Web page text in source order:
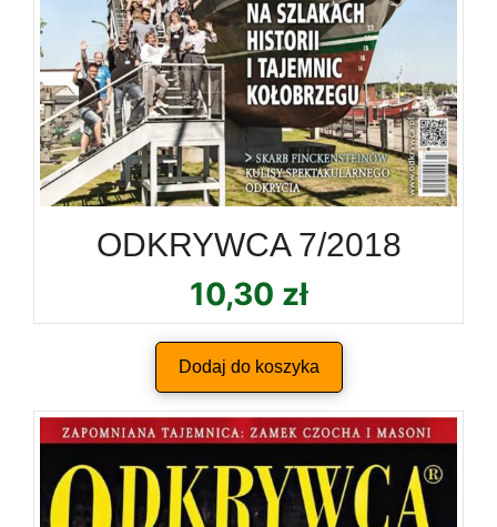
ODKRYWCA 7/2018
10,30 zł
Dodaj do koszyka